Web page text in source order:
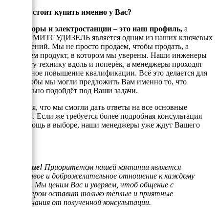
Почему стоит купить именно у Вас?
Генераторы и электростанции – это наш профиль, а
техника МИТСУДИЗЕЛЬ является одним из наших ключевых
направлений. Мы не просто продаем, чтобы продать, а
реализуем продукт, в котором мы уверены. Наши инженеры
знают эту технику вдоль и поперёк, а менеджеры проходят
постоянное повышение квалификации. Всё это делается для
того, чтобы мы могли предложить Вам именно то, что
оптимально подойдёт под Ваши задачи.
Надеемся, что мы смогли дать ответы на все основные
вопросы. Если же требуется более подробная консультация
или помощь в выборе, наши менеджеры уже ждут Вашего
Внимание! Приоритетом нашей компании является
отзывчивое и доброжелательное отношение к каждому
клиенту. Мы ценим Вас и уверяем, чтоб общение с
менеджером оставит только тёплые и приятные
воспоминания от полученной консультации.